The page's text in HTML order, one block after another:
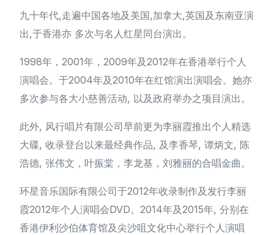
九十年代,走遍中国各地及美国,加拿大,英国及东南亚演
出,于香港亦 多次与名人红星同台演出。
1998年，2001年，2009年及2012年在香港举行个人
演唱会。于2004年及2010年在红馆演出演唱会。她亦
多次参与各大小慈善活动, 以及政府举办之项目演出。
此外, 风行唱片有限公司早前更为李丽霞推出个人精选
大碟, 收录登台以来最经典作品, 及李香琴, 谭炳文, 陈
浩德, 张伟文，叶振棠，李龙基，刘雅丽的合唱金曲。
环星音乐国际有限公司于2012年收录制作及发行李丽
霞2012年个人演唱会DVD。2014年及2015年, 分别在
香港伊利沙伯体育馆及尖沙咀文化中心举行个人演唱